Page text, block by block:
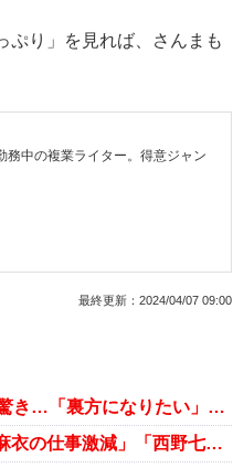
り」を見れば、さんまも
務中の複業ライター。得意ジャン
最終更新： 2024/04/07 09:00
元乃木坂46・橋本奈々未「ソニー入社」報道にファン驚き…「裏方になりたい」の希望どおりか
山下美月、卒業後の事務所は…乃木坂残留なら「白石麻衣の仕事激減」「西野七瀬結婚」か